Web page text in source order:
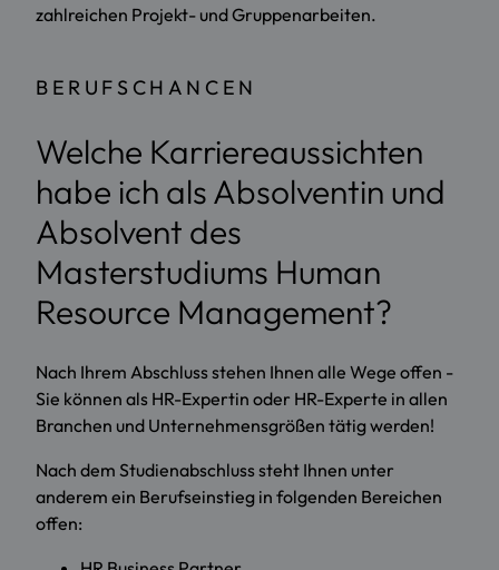
zahlreichen Projekt- und Gruppenarbeiten.
BERUFSCHANCEN
Welche Karriereaussichten
habe ich als Absolventin und
Absolvent des
Masterstudiums Human
Resource Management?
Nach Ihrem Abschluss stehen Ihnen alle Wege offen -
Sie können als HR-Expertin oder HR-Experte in allen
Branchen und Unternehmensgrößen tätig werden!
Nach dem Studienabschluss steht Ihnen unter
anderem ein Berufseinstieg in folgenden Bereichen
offen: